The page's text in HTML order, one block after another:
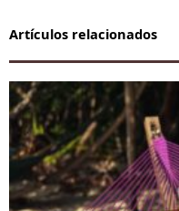
Artículos relacionados